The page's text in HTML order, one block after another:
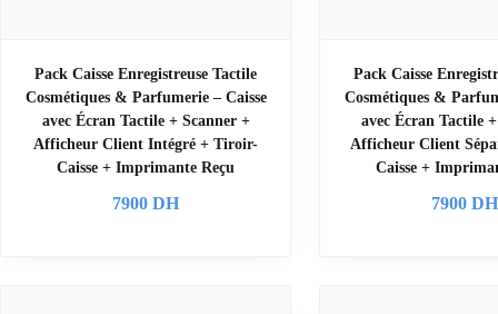
Pack Caisse Enregistreuse Tactile
Cosmétiques & Parfumerie – Caisse
avec Écran Tactile + Scanner +
Afficheur Client Intégré + Tiroir-
Caisse + Imprimante Reçu
7900 DH
Pack Caisse
Cosmétiques &
avec Écran Tactile
Afficheur Client
Caisse +
7900 DH